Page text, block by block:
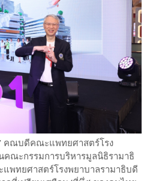
คณบดีคณะแพทยศาสตร์โรง
คณะกรรมการบริหารมูลนิธิรามาธิ
แพทยศาสตร์โรงพยาบาลรามาธิบดี